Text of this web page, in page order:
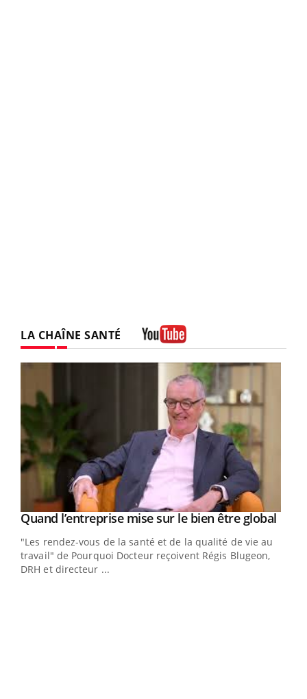
LA CHAÎNE SANTÉ
Youtube
Quand l’entreprise mise sur le bien être global
"Les rendez-vous de la santé et de la qualité de vie au
travail" de Pourquoi Docteur reçoivent Régis Blugeon,
DRH et directeur ...